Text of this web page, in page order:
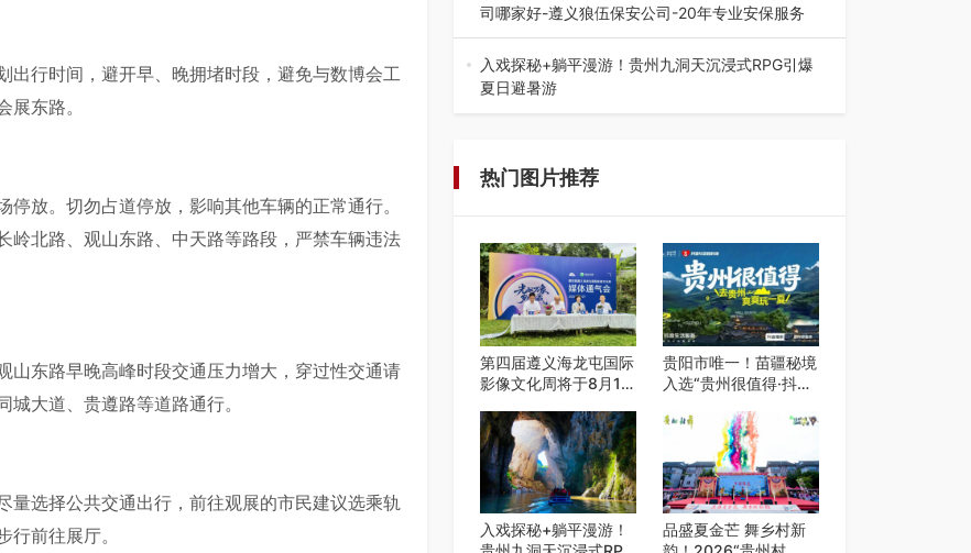
出行时间，避开早、晚拥堵时段，避免与数博会工
东路。
放。切勿占道停放，影响其他车辆的正常通行。
岭北路、观山东路、中天路等路段，严禁车辆违法
山东路早晚高峰时段交通压力增大，穿过性交通请
大道、贵遵路等道路通行。
量选择公共交通出行，前往观展的市民建议选乘轨
前往展厅。
司哪家好-遵义狼伍保安公司-20年专业安保服务
在遵义，不管是企业园区运营、小区物业管理、建
筑工地施工、商业商场经营，还是举办各…
入戏探秘+躺平漫游！贵州九洞天沉浸式RPG引爆
夏日避暑游
热门图片推荐
第四届遵义海龙屯国际
影像文化周将于8月15
贵阳市唯一！苗疆秘境
入选“贵州很值得·抖音
——来贵阳，必赴一场
秘境之约
入戏探秘+躺平漫游！
品盛夏金芒 舞乡村新